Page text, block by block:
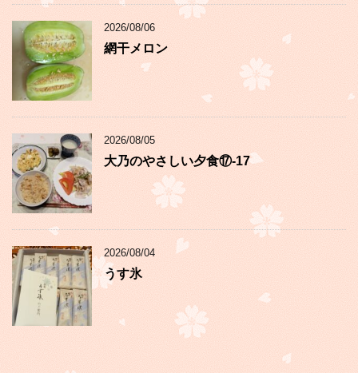
2026/08/06
網干メロン
2026/08/05
大乃のやさしい夕食⑰-17
2026/08/04
うす氷